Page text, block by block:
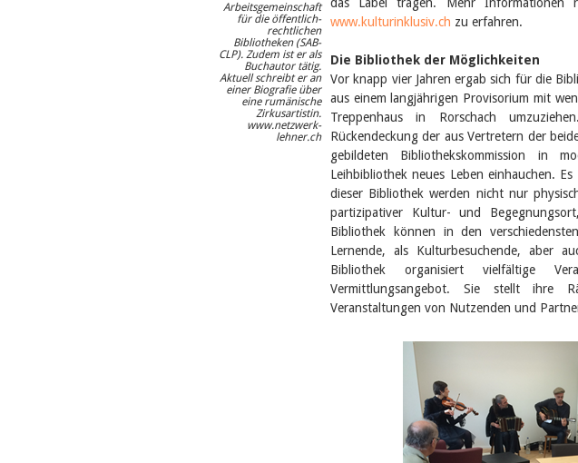
Arbeitsgemeinschaft
für die öffentlich-
rechtlichen
Bibliotheken (SAB-
CLP). Zudem ist er als
Buchautor tätig.
Aktuell schreibt er an
einer Biografie über
eine rumänische
Zirkusartistin.
www.netzwerk-
lehner.ch
www.kulturinklusiv.ch zu erfahren.
Die Bibliothek der Möglichkeiten
Vor knapp vier Jahren ergab sich für die
aus einem langjährigen Provisorium mit
Treppenhaus in Rorschach
Rückendeckung der aus Vertretern der
gebildeten Bibliothekskommission in
Leihbibliothek neues Leben einhauchen.
dieser Bibliothek werden nicht nur
partizipativer Kultur- und
Bibliothek können in den
Lernende, als Kulturbesuchende, aber
Bibliothek organisiert vielfältige
Vermittlungsangebot. Sie stellt ihre
Veranstaltungen von Nutzenden und